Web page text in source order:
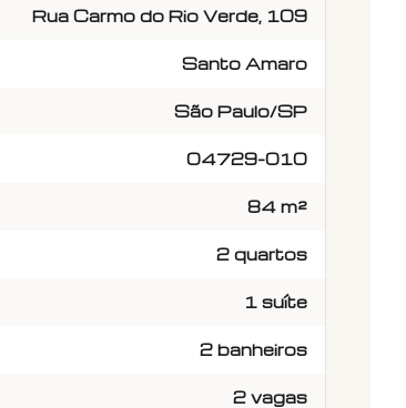
Rua Carmo do Rio Verde, 109
Santo Amaro
São Paulo/SP
04729-010
84 m²
2 quartos
1 suíte
2 banheiros
2 vagas